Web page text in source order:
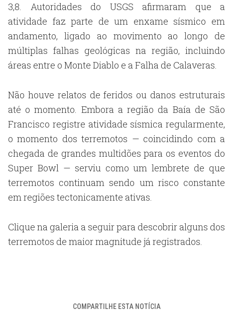
3,8. Autoridades do USGS afirmaram que a
atividade faz parte de um enxame sísmico em
andamento, ligado ao movimento ao longo de
múltiplas falhas geológicas na região, incluindo
áreas entre o Monte Diablo e a Falha de Calaveras.
Não houve relatos de feridos ou danos estruturais
até o momento. Embora a região da Baía de São
Francisco registre atividade sísmica regularmente,
o momento dos terremotos — coincidindo com a
chegada de grandes multidões para os eventos do
Super Bowl — serviu como um lembrete de que
terremotos continuam sendo um risco constante
em regiões tectonicamente ativas.
Clique na galeria a seguir para descobrir alguns dos
terremotos de maior magnitude já registrados.
COMPARTILHE ESTA NOTÍCIA